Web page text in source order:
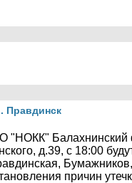
Правдинск
"НОКК"
д.39, с 18:00
Бумажников,
причин